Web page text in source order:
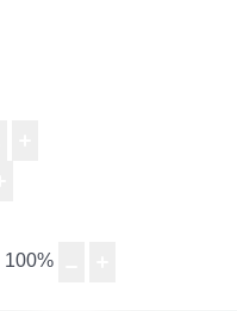
100%